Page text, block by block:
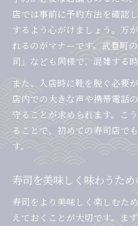
店では事前に予約方法を確認
するよう心がけましょう。万
れるのがマナーです。武豊町
司」なども同様で、混雑する
また、入店時に靴を脱ぐ必要
店内での大きな声や携帯電話
守ることが求められます。こ
ることで、初めての寿司店で
す。
寿司を美味しく味わうた
寿司をより美味しく楽しむた
えておくことが大切です。ま